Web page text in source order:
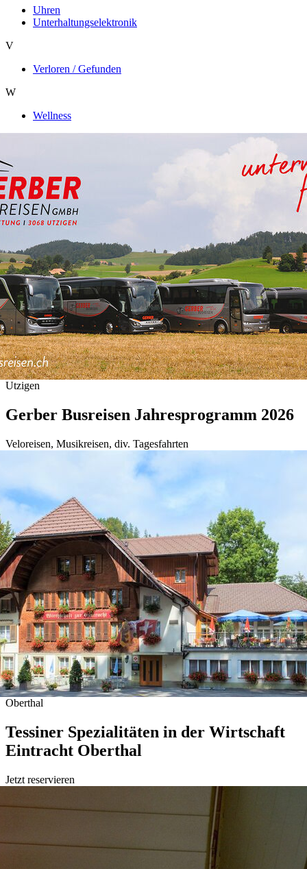
Uhren
Unterhaltungselektronik
V
Verloren / Gefunden
W
Wellness
Utzigen
Gerber Busreisen Jahresprogramm 2026
Veloreisen, Musikreisen, div. Tagesfahrten
Oberthal
Tessiner Spezialitäten in der Wirtschaft
Eintracht Oberthal
Jetzt reservieren